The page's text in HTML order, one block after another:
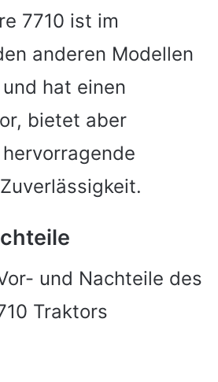
7710 ist im
anderen Modellen
hat einen
bietet aber
und Nachteile des
Traktors